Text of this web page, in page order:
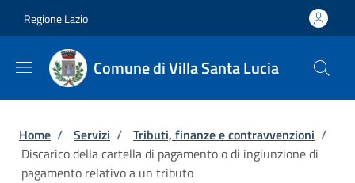
Regione Lazio
Comune di Villa Santa Lucia
Briciole di pane
Home / Servizi / Tributi, finanze e contravvenzioni /
Discarico della cartella di pagamento o di ingiunzione di
pagamento relativo a un tributo